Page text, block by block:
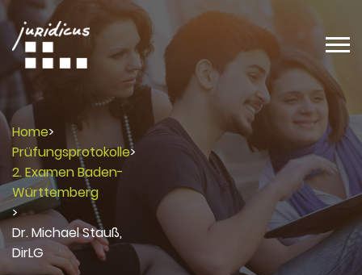
Home>
Prüfungsprotokolle>
2. Examen Baden-
Württemberg
>
Dr. Michael Stauß,
DirLG